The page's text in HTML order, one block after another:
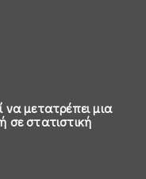
μετατρέπει μια
σε στατιστική